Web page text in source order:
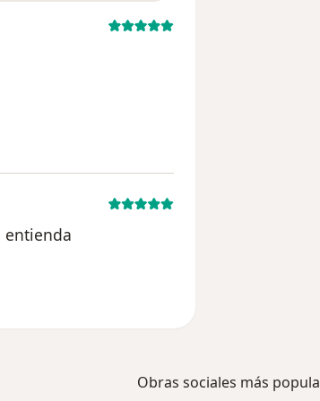
entienda
Obras sociales más